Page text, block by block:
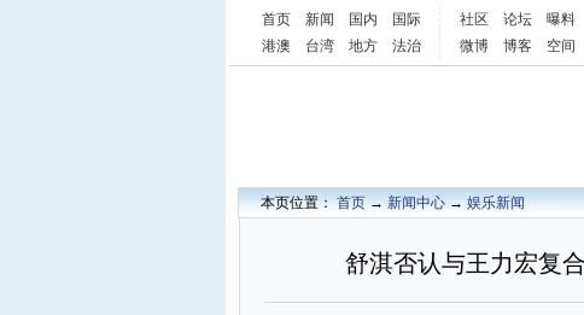
首页 新闻 国内
国际
港澳
台湾 地方 法治
社区 论坛
曝料
微博
博客 空间
本页位置：首页→新闻中心→娱乐新闻
舒淇否认与王力宏复